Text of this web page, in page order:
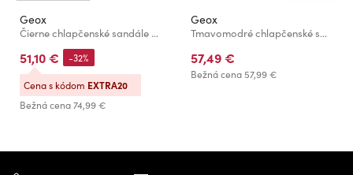
Geox
Čierne chlapčenské sandále Geox Borealis
51,10 €
Bežná cena74,99 €
-32%
Cena s kódom EXTRA20
Geox
Tmavomodré chlapčenské sandále Geox S. Fusbetto Pro
57,49 €
Bežná cena57,99 €